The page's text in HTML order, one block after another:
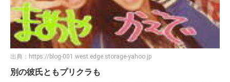
出典： https://blog-001.west.edge.storage-yahoo.jp
別の彼氏ともプリクラも